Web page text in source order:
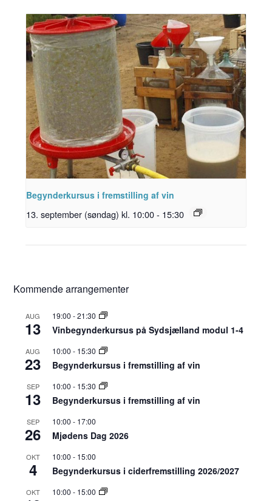
Begynderkursus i fremstilling af vin
13. september (søndag) kl. 10:00 - 15:30
Kommende arrangementer
AUG
13
19:00 -21:30
Vinbegynderkursus på Sydsjælland modul 1-4
AUG
23
10:00 - 15:30
Begynderkursus i fremstilling af vin
SEP
13
10:00 - 15:30
Begynderkursus i fremstilling af vin
SEP
26
10:00 - 17:00
Mjødens Dag 2026
OKT
4
10:00 - 15:00
Begynderkursus i ciderfremstilling 2026/2027
OKT 10:00 - 15:00